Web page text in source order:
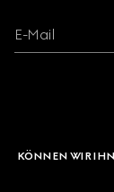
E-Mail
KÖNNEN WIR